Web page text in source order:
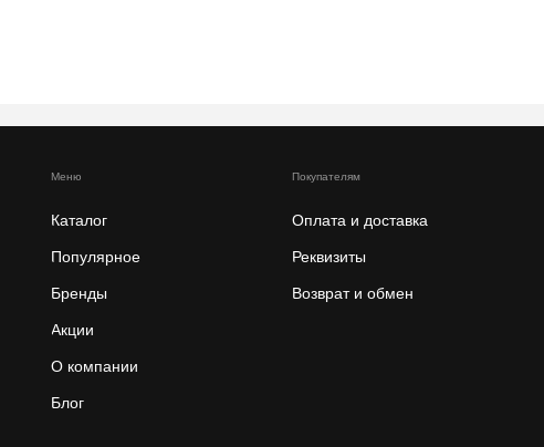
Меню
Каталог
Возврат и обмен
Популярное
Бренды
Акции
Блог
О компании
Реквизиты
Оплата и доставка
Покупателям